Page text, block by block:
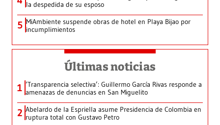
la despedida de su esposo
5 MiAmbiente suspende obras de hotel en Playa Bijao por
incumplimientos
Últimas noticias
1 ‘Transparencia selectiva’: Guillermo García Rivas responde a
amenazas de denuncias en San Miguelito
2 Abelardo de la Espriella asume Presidencia de Colombia en
ruptura total con Gustavo Petro